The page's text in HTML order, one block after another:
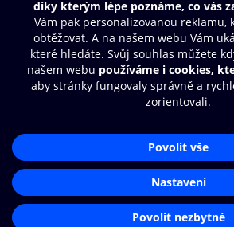
Další zábava
© O2 Czech Republic a.s.
Přístupnost
Zásady zpracování osobních údajů
Nastavení cookies
Aplikace
Čti a
audioknihy